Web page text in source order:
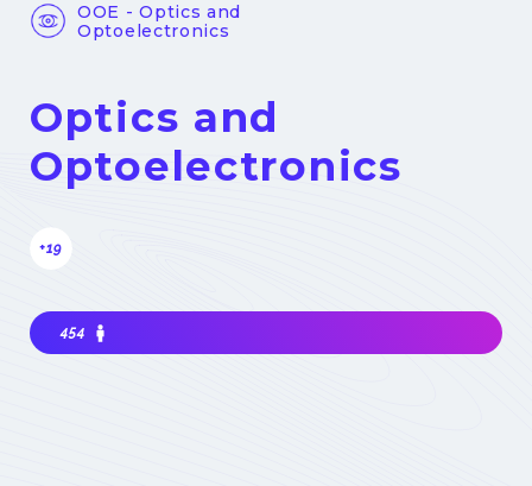
OOE - Optics and
Optoelectronics
Optics and
Optoelectronics
+19
454